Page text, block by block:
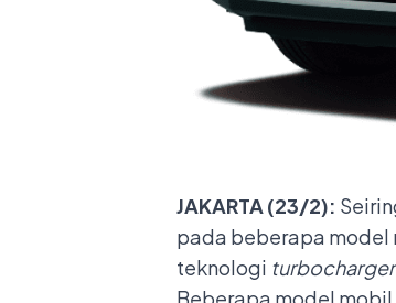
JAKARTA (23/2):
pada beberapa model
teknologi
Beberapa model